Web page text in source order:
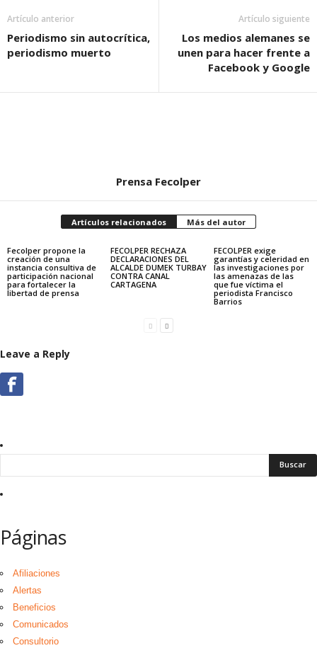
Artículo anterior
Periodismo sin autocrítica,
periodismo muerto
Artículo siguiente
Los medios alemanes se
unen para hacer frente a
Facebook y Google
Prensa Fecolper
Artículos relacionados Más del autor
Fecolper propone la
creación de una
instancia consultiva de
participación nacional
para fortalecer la
libertad de prensa
FECOLPER RECHAZA
DECLARACIONES DEL
ALCALDE DUMEK TURBAY
CONTRA CANAL
CARTAGENA
FECOLPER exige
garantías y celeridad en
las investigaciones por
las amenazas de las
que fue víctima el
periodista Francisco
Barrios
Leave a Reply
Páginas
Afiliaciones
Alertas
Beneficios
Comunicados
Consultorio